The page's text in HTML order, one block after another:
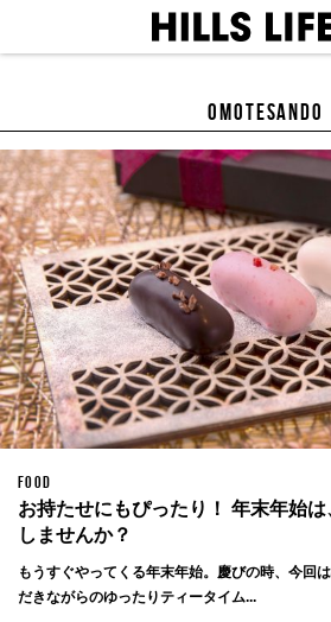
omotesando
FOOD
お持たせにもぴったり！ 年末年始
しませんか？
もうすぐやってくる年末年始。慶びの時、今回
だきながらのゆったりティータイム...